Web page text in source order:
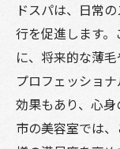
ドスパは、日常
行を促進します
に、将来的な薄
プロフェッショ
効果もあり、心
市の美容室では